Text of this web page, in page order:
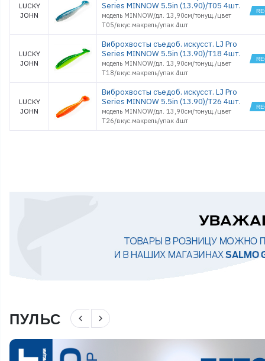
LUCKY
JOHN
Series MINNOW 5.5in (13.90)/T05 4шт.
модель MINNOW/дл. 13,90см/тонущ./цвет
T05/вкус.макрель/упак 4шт
LUCKY
JOHN
Виброхвосты съедоб. искусст. LJ Pro
Series MINNOW 5.5in (13.90)/T18 4шт.
модель MINNOW/дл. 13,90см/тонущ./цвет
T18/вкус.макрель/упак 4шт
LUCKY
JOHN
Виброхвосты съедоб. искусст. LJ Pro
Series MINNOW 5.5in (13.90)/T26 4шт.
модель MINNOW/дл. 13,90см/тонущ./цвет
T26/вкус.макрель/упак 4шт
ПУЛЬС navigate_before navigate_next